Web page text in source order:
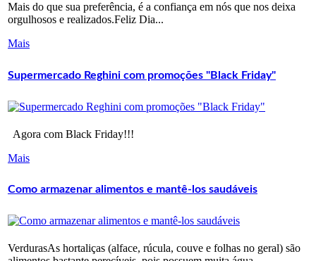
Mais do que sua preferência, é a confiança em nós que nos deixa
orgulhosos e realizados.Feliz Dia...
Mais
Supermercado Reghini com promoções "Black Friday"
Agora com Black Friday!!!
Mais
Como armazenar alimentos e mantê-los saudáveis
VerdurasAs hortaliças (alface, rúcula, couve e folhas no geral) são